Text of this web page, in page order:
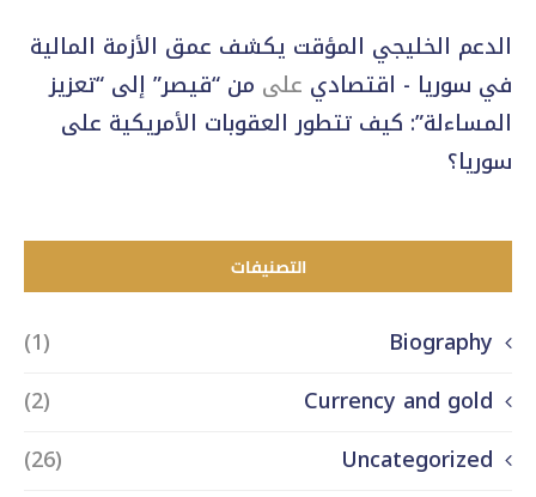
الدعم الخليجي المؤقت يكشف عمق الأزمة المالية
في سوريا - اقتصادي على من “قيصر” إلى “تعزيز
المساءلة”: كيف تتطور العقوبات الأمريكية على
سوريا؟
التصنيفات
Biography
(1)
Currency and gold
(2)
Uncategorized
(26)